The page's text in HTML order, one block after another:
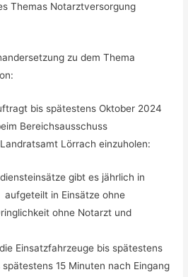
Themas Notarztversorgung
zu dem Thema
bis spätestens Oktober 2024
Bereichsausschuss
Lörrach einzuholen:
gibt es jährlich in
aufgeteilt in Einsätze ohne
ohne Notarzt und
Einsatzfahrzeuge bis spätestens
15 Minuten nach Eingang